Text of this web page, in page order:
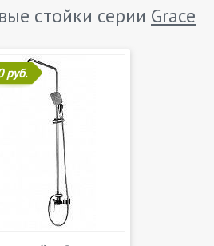
стойки серии Grace
руб.